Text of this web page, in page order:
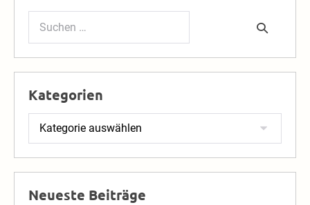
Suchen
Kategorien
Kategorien
Neueste Beiträge